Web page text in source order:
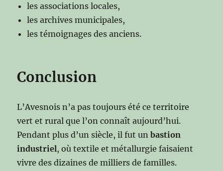
les associations locales,
les archives municipales,
les témoignages des anciens.
Conclusion
L’Avesnois n’a pas toujours été ce territoire
vert et rural que l’on connaît aujourd’hui.
Pendant plus d’un siècle, il fut unbastion
industriel, où textile et métallurgie faisaient
vivre des dizaines de milliers de familles.